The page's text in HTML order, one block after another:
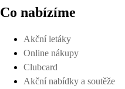
Co nabízíme
Akční letáky
Online nákupy
Clubcard
Akční nabídky a soutěže